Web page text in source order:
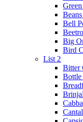
Bell
Big
Bird
List 2